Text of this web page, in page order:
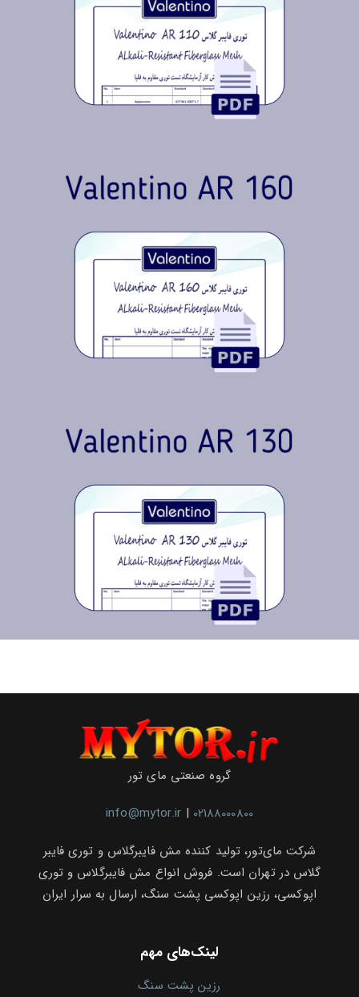
گروه صنعتی مای تور
info@mytor.ir | 02188000800
شرکت مای‌تور، تولید کننده مش فایبرگلاس و توری فایبر
گلاس در تهران است. فروش انواع مش فایبرگلاس و توری
اپوکسی، رزین اپوکسی پشت سنگ، ارسال به سرار ایران
لینک‌های مهم
رزین پشت سنگ